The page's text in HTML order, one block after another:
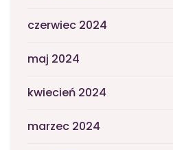
czerwiec 2024
maj 2024
kwiecień 2024
marzec 2024